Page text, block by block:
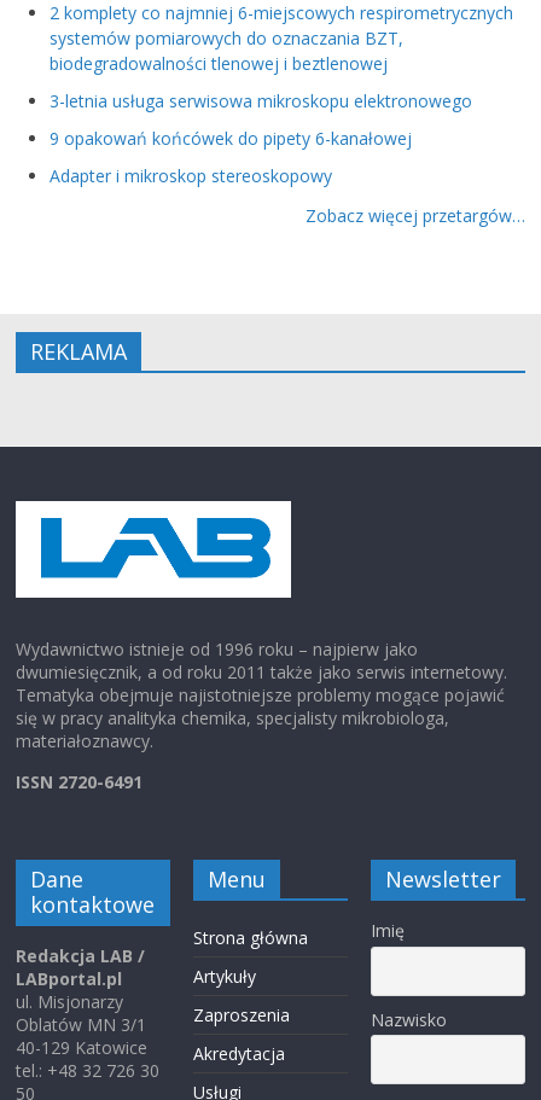
2 komplety co najmniej 6-miejscowych respirometrycznych
systemów pomiarowych do oznaczania BZT,
biodegradowalności tlenowej i beztlenowej
3-letnia usługa serwisowa mikroskopu elektronowego
9 opakowań końcówek do pipety 6-kanałowej
Adapter i mikroskop stereoskopowy
Zobacz więcej przetargów…
REKLAMA
Wydawnictwo istnieje od 1996 roku – najpierw jako
dwumiesięcznik, a od roku 2011 także jako serwis internetowy.
Tematyka obejmuje najistotniejsze problemy mogące pojawić
się w pracy analityka chemika, specjalisty mikrobiologa,
materiałoznawcy.
ISSN 2720-6491
Dane
kontaktowe
Redakcja LAB /
LABportal.pl
ul. Misjonarzy
Oblatów MN 3/1
40-129 Katowice
tel.: +48 32 726 30
50
Menu
Strona główna
Artykuły
Zaproszenia
Akredytacja
Usługi
Newsletter
Imię
Nazwisko